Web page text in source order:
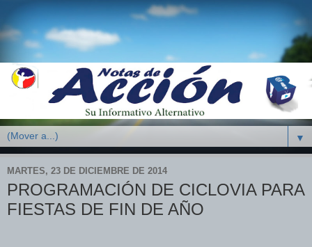
▼
MARTES, 23 DE DICIEMBRE DE 2014
PROGRAMACIÓN DE CICLOVIA PARA
FIESTAS DE FIN DE AÑO